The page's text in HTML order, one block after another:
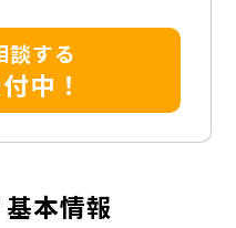
談する
中！
本情報